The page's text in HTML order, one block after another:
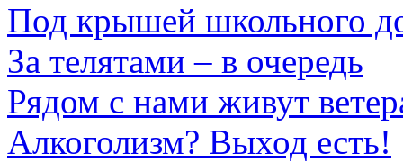
Под крышей школьного
За телятами – в очередь
Рядом с нами живут
Алкоголизм? Выход есть!